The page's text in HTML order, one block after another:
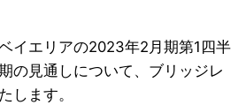
イエリアの2023年2月期第1四半
の見通しについて、ブリッジレ
します。